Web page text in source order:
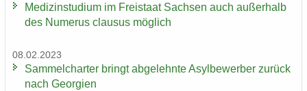
Me­di­zin­stu­di­um im Frei­staat Sach­sen auch au­ßer­halb
des Nu­me­rus clau­sus mög­lich
08.02.2023
Sam­mel­char­ter bringt ab­ge­lehn­te Asyl­be­wer­ber zu­rück
nach Ge­or­gi­en